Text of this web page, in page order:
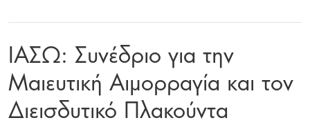
ΙΑΣΩ: Συνέδριο για την
Μαιευτική Αιμορραγία και τον
Διεισδυτικό Πλακούντα